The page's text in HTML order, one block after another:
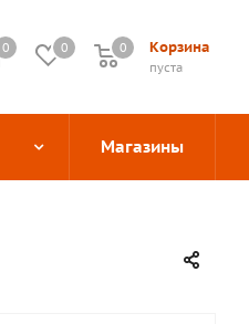
0 0 Корзина
0
пуста
0
Магазины